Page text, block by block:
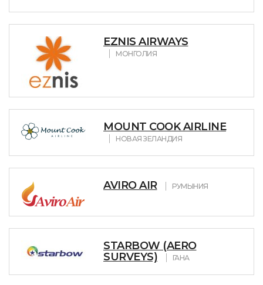
EZNIS AIRWAYS
МОНГОЛИЯ
MOUNT COOK AIRLINE
НОВАЯ ЗЕЛАНДИЯ
AVIRO AIR РУМЫНИЯ
STARBOW (AERO
SURVEYS)
ГАНА